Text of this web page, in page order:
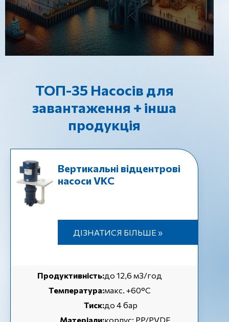
ТОП-35 Насосів для
завантаження + інша
продукція
Вертикальні відцентрові
насоси VKC
ДІЗНАТИСЯ БІЛЬШЕ »
Продуктивність:до 12,6 м3/год
Температура:макс. +60°С
Тиск:до 4 бар
Матеріали:корпус: PP/PVDF